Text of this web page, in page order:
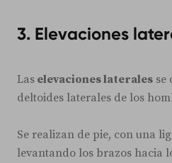
3. Elevaciones
Las elevaciones laterales se
deltoides laterales de los
Se realizan de pie, con una
levantando los brazos hacia